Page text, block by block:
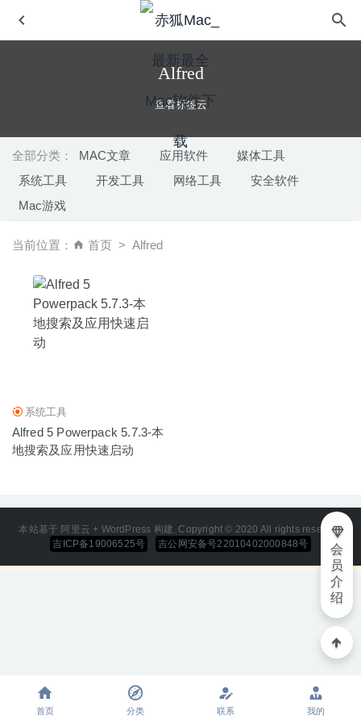
Alfred
查看标签云
全部分类： MAC文章 应用软件
媒体工具
系统工具
开发工具 网络工具
安全软件
Mac游戏
当前位置： 首页 Alfred
系统工具
Alfred 5 Powerpack 5.7.3-本
地搜索及应用快速启动
本站基于 阿里云 + WordPress 构建. Copyright © 2020 All rights reserved
吉ICP备19006525号
吉公网安备号22010402000848号
会
员
介
绍
Timemator 2.5.1 中文版-时间自动跟踪工具 2020-05-07
4K Wallpaper 2.9 – 4K高清壁纸软件
05-20
Gifox Pro 2.2.5 – 最好用的Gif动画录制工具
首页 分类 联系 我的